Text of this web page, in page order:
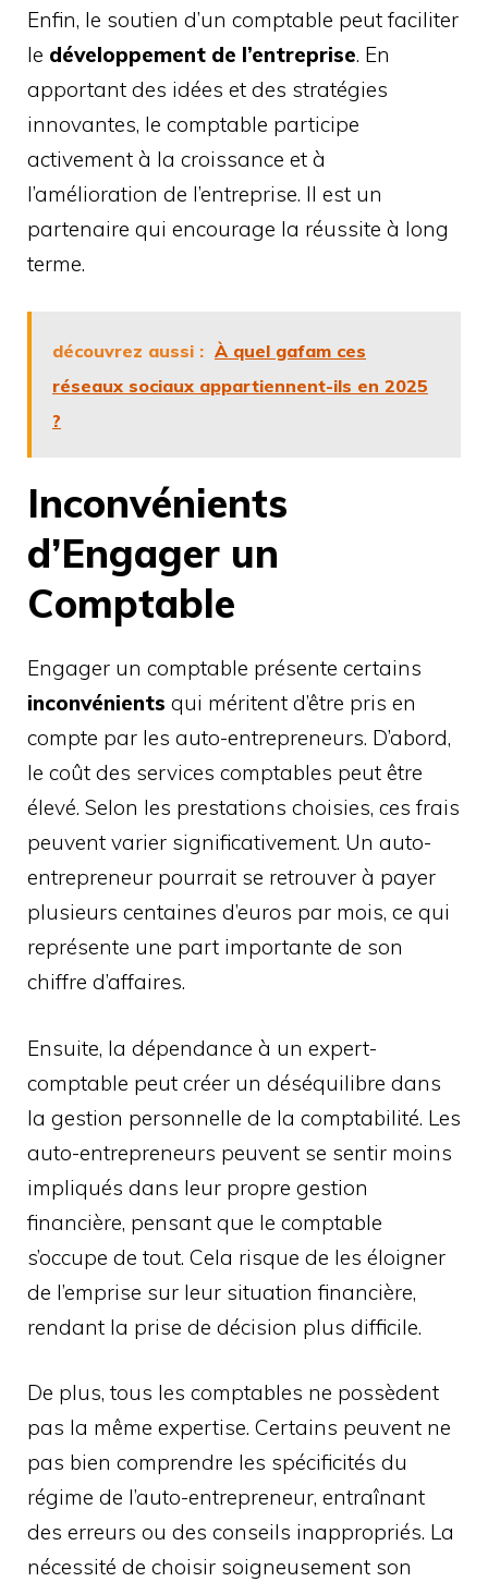
Enfin, le soutien d’un comptable peut faciliter
le développement de l’entreprise. En
apportant des idées et des stratégies
innovantes, le comptable participe
activement à la croissance et à
l’amélioration de l’entreprise. Il est un
partenaire qui encourage la réussite à long
terme.
découvrez aussi : À quel gafam ces
réseaux sociaux appartiennent-ils en 2025
?
Inconvénients
d’Engager un
Comptable
Engager un comptable présente certains
inconvénients qui méritent d’être pris en
compte par les auto-entrepreneurs. D’abord,
le coût des services comptables peut être
élevé. Selon les prestations choisies, ces frais
peuvent varier significativement. Un auto-
entrepreneur pourrait se retrouver à payer
plusieurs centaines d’euros par mois, ce qui
représente une part importante de son
chiffre d’affaires.
Ensuite, la dépendance à un expert-
comptable peut créer un déséquilibre dans
la gestion personnelle de la comptabilité. Les
auto-entrepreneurs peuvent se sentir moins
impliqués dans leur propre gestion
financière, pensant que le comptable
s’occupe de tout. Cela risque de les éloigner
de l’emprise sur leur situation financière,
rendant la prise de décision plus difficile.
De plus, tous les comptables ne possèdent
pas la même expertise. Certains peuvent ne
pas bien comprendre les spécificités du
régime de l’auto-entrepreneur, entraînant
des erreurs ou des conseils inappropriés. La
nécessité de choisir soigneusement son